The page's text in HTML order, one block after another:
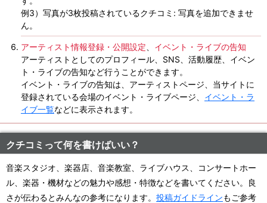
例3）写真が3枚投稿されているクチコミ: 写真を追加できませ
ん。
アーティスト情報登録・公開設定
イベント・ライブの告知
アーティストとしてのプロフィール、SNS、活動履歴、イベン
ト・ライブの告知など行うことができます。
イベント・ライブの告知は、アーティストページ、当サイトに
登録されている会場のイベント・ライブページ、 イベント・ラ
イブ一覧などに表示されます。
クチコミって何を書けばいい？
音楽スタジオ、楽器店、音楽教室、ライブハウス、コンサートホー
ル、楽器・機材などの魅力や感想・特徴などを書いてください。良
さが伝わるとみんなの参考になります。 投稿ガイドラインもご参考